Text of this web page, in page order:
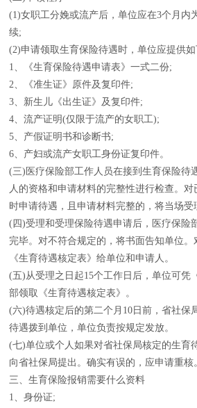
(1)女职工分娩或流产后，单位应在3个月内
续;
(2)申请领取生育保险待遇时，单位应提供如
1、《生育保险待遇申请表》一式二份;
2、《准生证》原件及复印件;
3、新生儿《出生证》及复印件;
4、流产证明(仅限于流产的女职工);
5、产假证明书和诊断书;
6、产妇或流产女职工身份证复印件。
(三)医疗保险部工作人员在接到生育保险待
人的资格和申请材料的完整性进行检查。
时申请待遇，且申请材料完整的，将当场受
(四)受理和受理保险待遇申请后，医疗保险
完毕。对不符合规定的，将书面告知单位
《生育待遇核定表》给单位和申请人。
(五)从受理之日起15个工作日后，单位可凭
部领取《生育待遇核定表》。
(六)待遇核定后的第二个月10日前，省社保
待遇拨到单位，单位负责按规定发放。
(七)单位或个人如果对省社保局核定的生育
向省社保局提出。确实有误的，应申请重核
三、生育保险报销需要什么资料
1、身份证;